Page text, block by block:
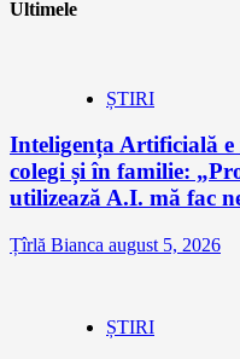
Ultimele
ȘTIRI
Inteligența Artificială
colegi și în familie:
utilizează A.I. mă fac
Țîrlă Bianca august 5, 2026
ȘTIRI